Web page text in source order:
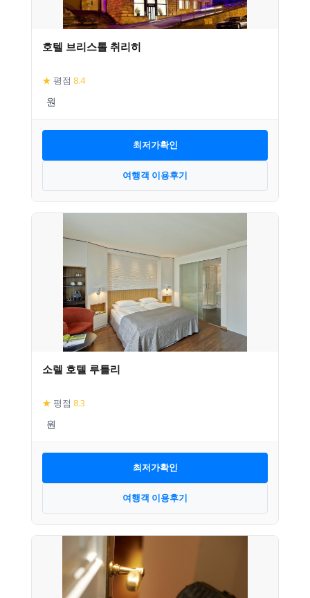
호텔 브리스톨 취리히
★ 평점 8.4
최저가확인
여행객 이용후기
소렐 호텔 루틀리
★ 평점 8.3
최저가확인
여행객 이용후기